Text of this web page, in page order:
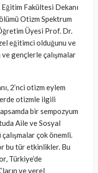
Fakültesi Dekanı
Otizm Spektrum
Üyesi Prof. Dr.
eğitimci olduğunu ve
gençlerle çalışmalar
2’nci otizm eylem
otizmle ilgili
bir sempozyum
Aile ve Sosyal
çok önemli.
bu tür etkinlikler. Bu
Türkiye’de
ve yerel